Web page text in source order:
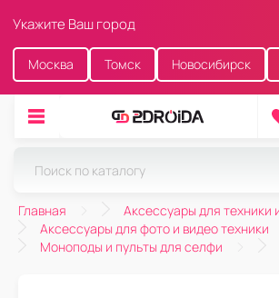
Укажите Ваш город
Москва Томск Новосибирск
Главная
Аксессуары для техники
Аксессуары для фото и видео техники
Моноподы и пульты для селфи